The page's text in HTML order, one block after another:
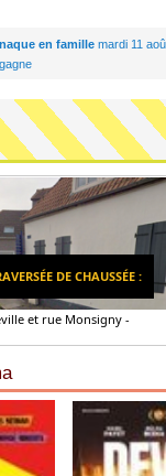
en famillemardi 11
DE CHAUSSÉE :
et rue Monsigny -